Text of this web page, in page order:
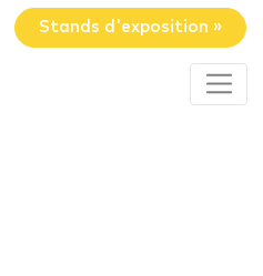
Stands d'exposition »